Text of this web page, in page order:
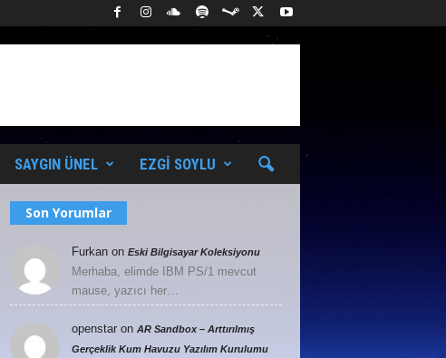
SAYGIN ÜNEL EZGI SOYLU
Son Yorumlar
Furkan on Eski Bilgisayar Koleksiyonu
Merhaba, elimde IBM PS/1 mevcut
mause, yazıcı her…
openstar on AR Sandbox – Arttırılmış
Gerçeklik Kum Havuzu Yazılım Kurulumu